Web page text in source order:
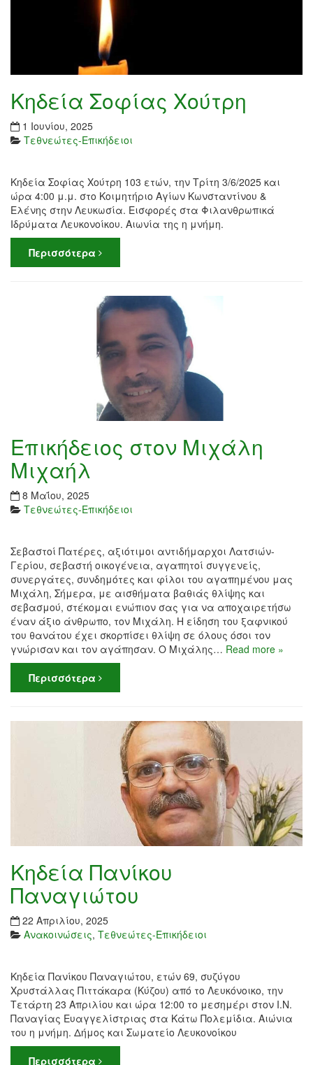
Κηδεία Σοφίας Χούτρη
1 Ιουνίου, 2025
Τεθνεώτες-Επικήδειοι
Κηδεία Σοφίας Χούτρη 103 ετών, την Τρίτη 3/6/2025 και
ώρα 4:00 μ.μ. στο Κοιμητήριο Αγίων Κωνσταντίνου &
Ελένης στην Λευκωσία. Εισφορές στα Φιλανθρωπικά
Ιδρύματα Λευκονοίκου. Αιωνία της η μνήμη.
Περισσότερα
Επικήδειος στον Μιχάλη
Μιχαήλ
8 Μαΐου, 2025
Τεθνεώτες-Επικήδειοι
Σεβαστοί Πατέρες, αξιότιμοι αντιδήμαρχοι Λατσιών-
Γερίου, σεβαστή οικογένεια, αγαπητοί συγγενείς,
συνεργάτες, συνδημότες και φίλοι του αγαπημένου μας
Μιχάλη, Σήμερα, με αισθήματα βαθιάς θλίψης και
σεβασμού, στέκομαι ενώπιον σας για να αποχαιρετήσω
έναν άξιο άνθρωπο, τον Μιχάλη. Η είδηση του ξαφνικού
του θανάτου έχει σκορπίσει θλίψη σε όλους όσοι τον
γνώρισαν και τον αγάπησαν. Ο Μιχάλης… Read more »
Περισσότερα
Κηδεία Πανίκου
Παναγιώτου
22 Απριλίου, 2025
Ανακοινώσεις, Τεθνεώτες-Επικήδειοι
Κηδεία Πανίκου Παναγιώτου, ετών 69, συζύγου
Χρυστάλλας Πιττάκαρα (Κύζου) από το Λευκόνοικο, την
Τετάρτη 23 Απριλίου και ώρα 12:00 το μεσημέρι στον Ι.Ν.
Παναγίας Ευαγγελίστριας στα Κάτω Πολεμίδια. Αιώνια
του η μνήμη. Δήμος και Σωματείο Λευκονοίκου
Περισσότερα